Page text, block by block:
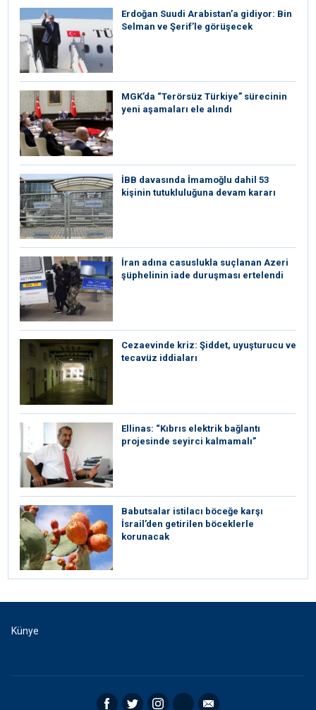
Erdoğan Suudi Arabistan’a gidiyor: Bin
Selman ve Şerif’le görüşecek
MGK’da “Terörsüz Türkiye” sürecinin
yeni aşamaları ele alındı
İBB davasında İmamoğlu dahil 53
kişinin tutukluluğuna devam kararı
İran adına casuslukla suçlanan Azeri
şüphelinin iade duruşması ertelendi
Cezaevinde kriz: Şiddet, uyuşturucu ve
tecavüz iddiaları
Ellinas: “Kıbrıs elektrik bağlantı
projesinde seyirci kalmamalı”
Babutsalar istilacı böceğe karşı
İsrail’den getirilen böceklerle
korunacak
Künye
Facebook Twitter Instagram RSS